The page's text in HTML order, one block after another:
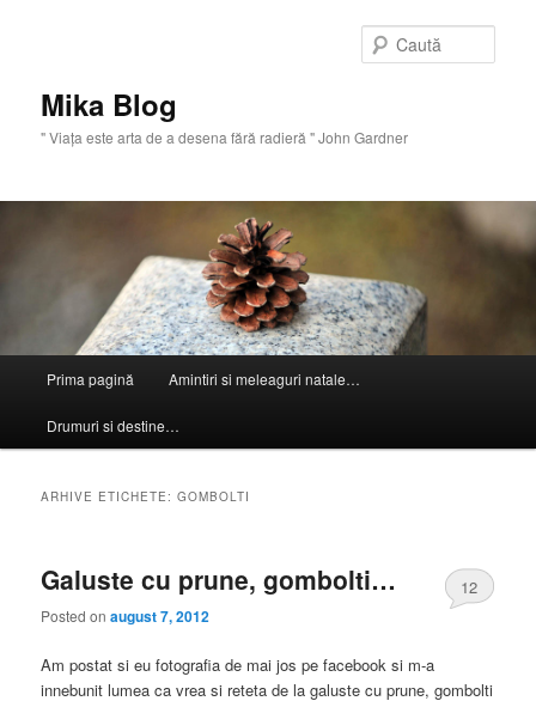
Mika Blog
" Viaţa este arta de a desena fără radieră " John Gardner
principal
Prima pagină Amintiri si meleaguri natale…
Drumuri si destine…
ARHIVE ETICHETE:GOMBOLTI
Galuste cu prune, gombolti…
Posted onaugust 7, 2012
12
Am postat si eu fotografia de mai jos pe facebook si m-a
innebunit lumea ca vrea si reteta de la galuste cu prune, gombolti